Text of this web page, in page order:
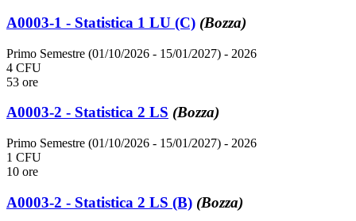
A0003-1 - Statistica 1 LU (C) (Bozza)
Primo Semestre (01/10/2026 - 15/01/2027) - 2026
4 CFU
53 ore
A0003-2 - Statistica 2 LS (Bozza)
Primo Semestre (01/10/2026 - 15/01/2027) - 2026
1 CFU
10 ore
A0003-2 - Statistica 2 LS (B) (Bozza)